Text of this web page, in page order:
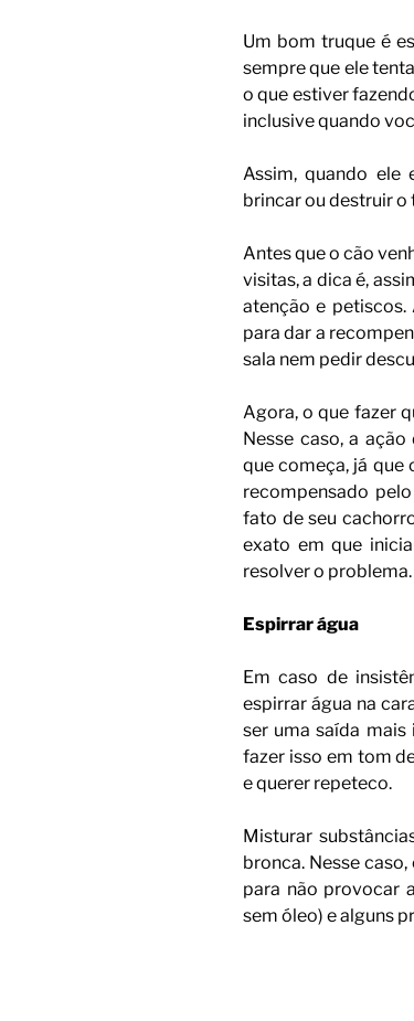
Um bom truque é
sempre que ele
o que estiver
inclusive quando
Assim, quando ele
brincar ou destruir o
Antes que o cão
visitas, a dica é,
atenção e
para dar a
sala nem pedir
Agora, o que fazer
Nesse caso, a
que começa, já que
recompensado
fato de seu
exato em que
resolver o problema.
Espirrar água
Em caso de
espirrar água na
ser uma saída mais
fazer isso em tom
e querer repeteco.
Misturar
bronca. Nesse
para não provocar
sem óleo) e alguns